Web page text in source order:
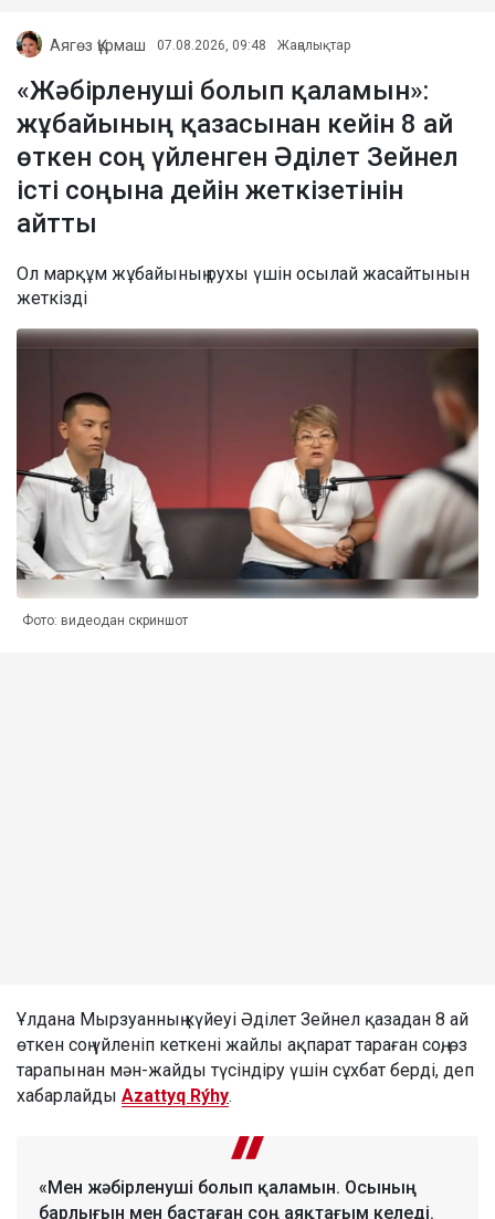
Аягөз Құрмаш 07.08.2026, 09:48 Жаңалықтар
«Жәбірленуші болып қаламын»:
жұбайының қазасынан кейін 8 ай
өткен соң үйленген Әділет Зейнел
істі соңына дейін жеткізетінін
айтты
Ол марқұм жұбайының рухы үшін осылай жасайтынын
жеткізді
Фото: видеодан скриншот
Ұлдана Мырзуанның күйеуі Әділет Зейнел қазадан 8 ай
өткен соң үйленіп кеткені жайлы ақпарат тараған соң, өз
тарапынан мән-жайды түсіндіру үшін сұхбат берді, деп
хабарлайды Azattyq Rýhy.
«Мен жәбірленуші болып қаламын. Осының
барлығын мен бастаған соң аяқтағым келеді.